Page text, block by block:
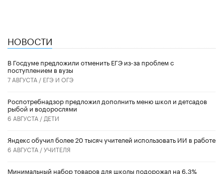
НОВОСТИ
В Госдуме предложили отменить ЕГЭ из-за проблем с
поступлением в вузы
7 АВГУСТА / ЕГЭ И ОГЭ
Роспотребнадзор предложил дополнить меню школ и детсадов
рыбой и водорослями
6 АВГУСТА / ДЕТИ
​Яндекс обучил более 20 тысяч учителей использовать ИИ в работе
6 АВГУСТА /УЧИТЕЛЯ
Минимальный набор товаров для школы подорожал на 6,3%